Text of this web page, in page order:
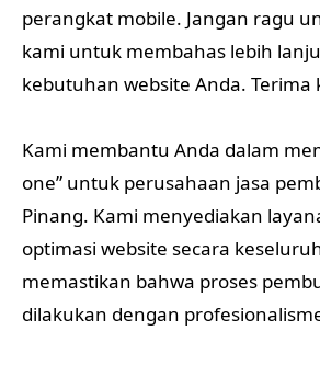
perangkat mobile. Jangan ragu
kami untuk membahas lebih
kebutuhan website Anda. Terima
Kami membantu Anda dalam
one” untuk perusahaan jasa
Pinang. Kami menyediakan
optimasi website secara
memastikan bahwa proses
dilakukan dengan